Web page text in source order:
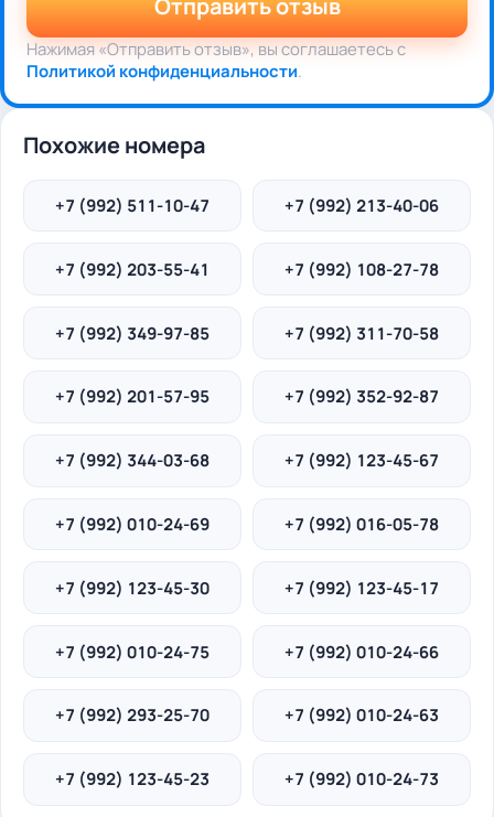
Отправить отзыв
Нажимая «Отправить отзыв», вы соглашаетесь с
Политикой конфиденциальности.
Похожие номера
+7 (992) 511-10-47 +7 (992) 213-40-06
+7 (992) 203-55-41 +7 (992) 108-27-78
+7 (992) 349-97-85 +7 (992) 311-70-58
+7 (992) 201-57-95 +7 (992) 352-92-87
+7 (992) 344-03-68 +7 (992) 123-45-67
+7 (992) 010-24-69 +7 (992) 016-05-78
+7 (992) 123-45-30 +7 (992) 123-45-17
+7 (992) 010-24-75 +7 (992) 010-24-66
+7 (992) 293-25-70 +7 (992) 010-24-63
+7 (992) 123-45-23 +7 (992) 010-24-73